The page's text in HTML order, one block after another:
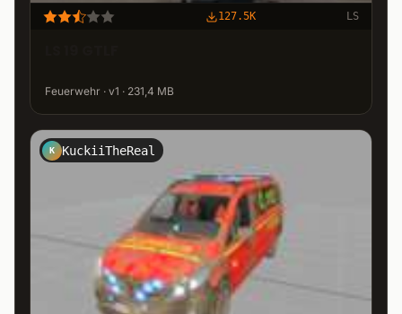
127.5K LS
Feuerwehr · v1 · 231,4 MB
K KuckiiTheReal